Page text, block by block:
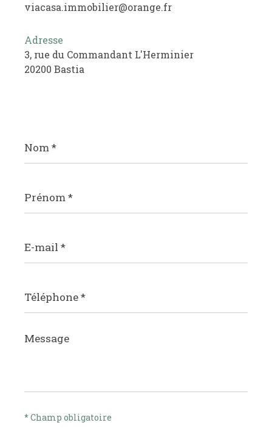
viacasa.immobilier@orange.fr
Adresse
3, rue du Commandant L'Herminier
20200 Bastia
*
*
mail
*
*
Message
*
* Champ obligatoire